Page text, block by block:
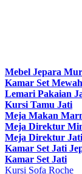
Mebel Jepara
Kamar Set Mewah
Lemari Pakaian
Kursi Tamu Jati
Meja Makan
Meja Direktur
Meja Direktur Jati
Kamar Set Jati
Kamar Set Jati
Kursi Sofa Roche